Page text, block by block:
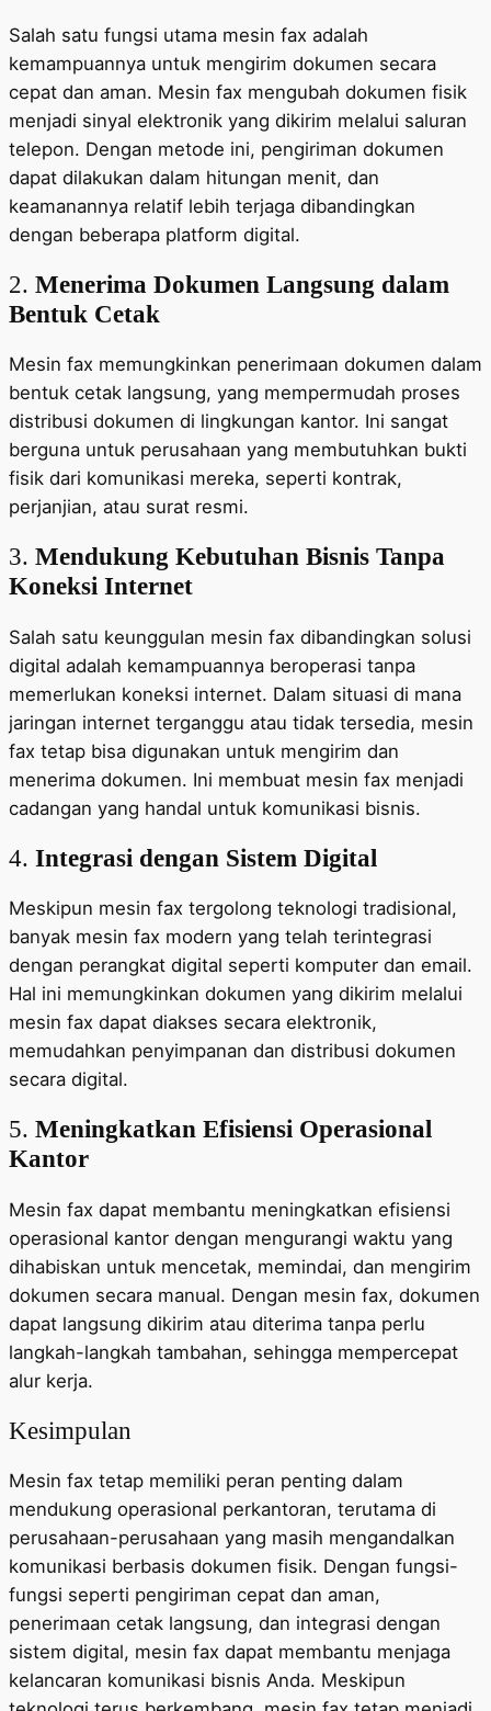
Salah satu fungsi utama mesin fax adalah
kemampuannya untuk mengirim dokumen secara
cepat dan aman. Mesin fax mengubah dokumen fisik
menjadi sinyal elektronik yang dikirim melalui saluran
telepon. Dengan metode ini, pengiriman dokumen
dapat dilakukan dalam hitungan menit, dan
keamanannya relatif lebih terjaga dibandingkan
dengan beberapa platform digital.
2. Menerima Dokumen Langsung dalam
Bentuk Cetak
Mesin fax memungkinkan penerimaan dokumen dalam
bentuk cetak langsung, yang mempermudah proses
distribusi dokumen di lingkungan kantor. Ini sangat
berguna untuk perusahaan yang membutuhkan bukti
fisik dari komunikasi mereka, seperti kontrak,
perjanjian, atau surat resmi.
3. Mendukung Kebutuhan Bisnis Tanpa
Koneksi Internet
Salah satu keunggulan mesin fax dibandingkan solusi
digital adalah kemampuannya beroperasi tanpa
memerlukan koneksi internet. Dalam situasi di mana
jaringan internet terganggu atau tidak tersedia, mesin
fax tetap bisa digunakan untuk mengirim dan
menerima dokumen. Ini membuat mesin fax menjadi
cadangan yang handal untuk komunikasi bisnis.
4. Integrasi dengan Sistem Digital
Meskipun mesin fax tergolong teknologi tradisional,
banyak mesin fax modern yang telah terintegrasi
dengan perangkat digital seperti komputer dan email.
Hal ini memungkinkan dokumen yang dikirim melalui
mesin fax dapat diakses secara elektronik,
memudahkan penyimpanan dan distribusi dokumen
secara digital.
5. Meningkatkan Efisiensi Operasional
Kantor
Mesin fax dapat membantu meningkatkan efisiensi
operasional kantor dengan mengurangi waktu yang
dihabiskan untuk mencetak, memindai, dan mengirim
dokumen secara manual. Dengan mesin fax, dokumen
dapat langsung dikirim atau diterima tanpa perlu
langkah-langkah tambahan, sehingga mempercepat
alur kerja.
Kesimpulan
Mesin fax tetap memiliki peran penting dalam
mendukung operasional perkantoran, terutama di
perusahaan-perusahaan yang masih mengandalkan
komunikasi berbasis dokumen fisik. Dengan fungsi-
fungsi seperti pengiriman cepat dan aman,
penerimaan cetak langsung, dan integrasi dengan
sistem digital, mesin fax dapat membantu menjaga
kelancaran komunikasi bisnis Anda. Meskipun